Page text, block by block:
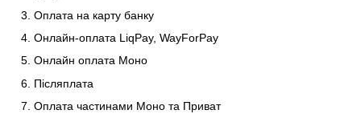
Оплата на карту банку
Онлайн-оплата LiqPay, WayForPay
Онлайн оплата Моно
Післяплата
Оплата частинами Моно та Приват